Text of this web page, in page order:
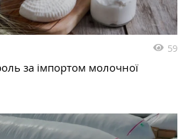
59
за імпортом молочної